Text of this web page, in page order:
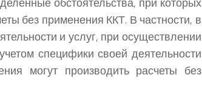
без применения ККТ. В частности, в
и услуг, при осуществлении
специфики своей деятельности
могут производить расчеты без